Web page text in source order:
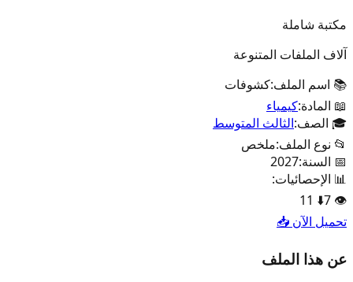
مكتبة شاملة
آلاف الملفات المتنوعة
📚 اسم الملف:كشوفات
📖 المادة:كيمياء
🎓 الصف:الثالث المتوسط
📂 نوع الملف:ملخص
📅 السنة:2027
📊 الإحصائيات:
👁️
7
⬇️
11
تحميل الآن 📥
عن هذا الملف